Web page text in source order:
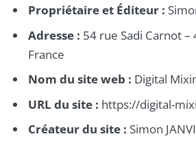
Propriétaire et Éditeur :
Adresse : 54 rue Sadi Carnot –
France
Nom du site web : Digital
URL du site : https://digital-
Créateur du site : Simon